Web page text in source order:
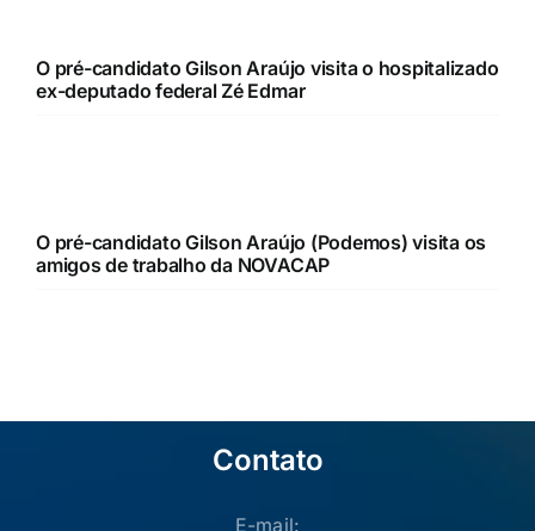
O pré-candidato Gilson Araújo visita o hospitalizado
ex-deputado federal Zé Edmar
O pré-candidato Gilson Araújo (Podemos) visita os
amigos de trabalho da NOVACAP
Contato
E-mail: